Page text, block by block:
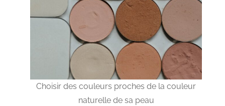
Choisir des couleurs proches de la couleur
naturelle de sa peau